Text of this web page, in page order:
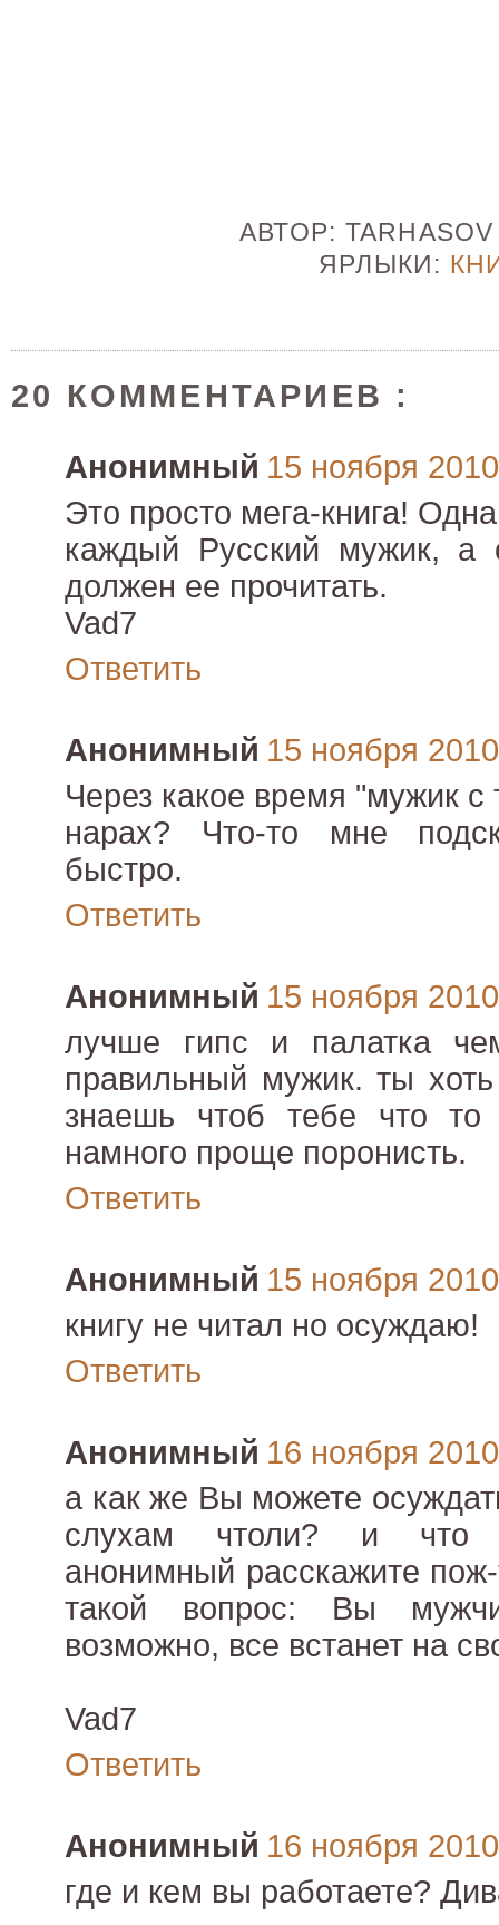
АВТОР:
ЯРЛЫКИ:
20 КОММЕНТАРИЕВ :
Анонимный 15 ноября
Это просто мега-книга!
каждый Русский мужик, а
должен ее прочитать.
Vad7
Ответить
Анонимный 15 ноября
Через какое время "мужик с
нарах? Что-то мне
быстро.
Ответить
Анонимный 15 ноября
лучше гипс и палатка
правильный мужик. ты
знаешь чтоб тебе что то
намного проще поронисть.
Ответить
Анонимный 15 ноября
книгу не читал но осуждаю!
Ответить
Анонимный 16 ноября
а как же Вы можете
слухам чтоли? и что
анонимный расскажите
такой вопрос: Вы
возможно, все встанет на
Vad7
Ответить
Анонимный 16 ноября
где и кем вы работаете?